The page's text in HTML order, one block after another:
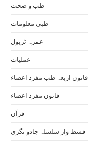
طب و صحت
طبی معلومات
عمرہ ٹریول
عملیات
قانون اربعہ طب مفرد اعضاء
قانون مفرد اعضاء
قرآن
قسط وار سلسلہ جادو نگری